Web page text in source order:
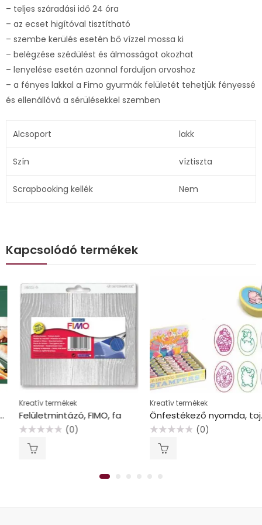
– teljes száradási idő 24 óra
– az ecset higítóval tisztítható
– szembe kerülés esetén bő vízzel mossa ki
– belégzése szédülést és álmosságot okozhat
– lenyelése esetén azonnal forduljon orvoshoz
– a fényes lakkal a Fimo gyurmák felületét tehetjük fényessé
és ellenállóvá a sérülésekkel szemben
Alcsoport lakk
Szín víztiszta
Scrapbooking kellék Nem
Kapcsolódó termékek
Kreatív termékek
Felületmintázó, FIMO, fa
(0)
Kreatív termékek
Önfestékező nyomda, tojás alakú
(0)